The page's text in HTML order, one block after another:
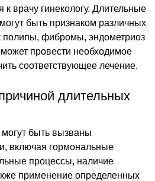
к врачу гинекологу. Длительные
быть признаком различных
полипы, фибромы, эндометриоз
провести необходимое
соответствующее лечение.
длительных
быть вызваны
включая гормональные
процессы, наличие
применение определенных